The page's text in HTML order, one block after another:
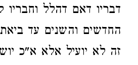
דבריו דאם דהלל וחבריו
החדשים והשנים עד
זה לא יועיל אלא א"כ